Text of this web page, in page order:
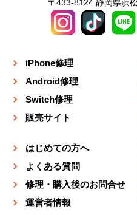
〒433-8124 静岡県浜
iPhone修理
Android修理
Switch修理
販売サイト
はじめての方へ
よくある質問
修理・購入後のお問合せ
運営者情報